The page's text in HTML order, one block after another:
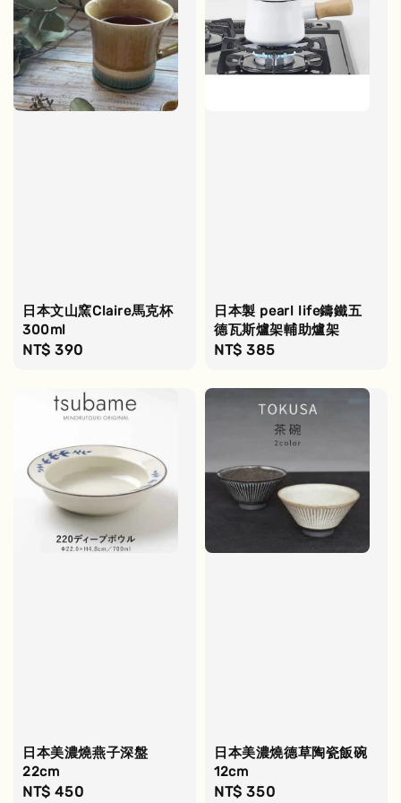
日本文山窯Claire馬克杯
300ml
Regular
NT$ 390
日本製 pearl life鑄鐵五
德瓦斯爐架輔助爐架
Regular
NT$ 385
日本美濃燒燕子深盤
22cm
Regular
NT$ 450
日本美濃燒德草陶瓷飯碗
12cm
Regular
NT$ 350